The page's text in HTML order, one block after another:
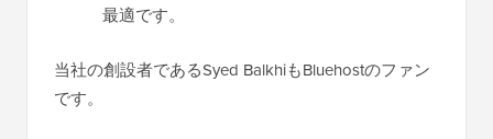
最適です。
当社の創設者であるSyed BalkhiもBluehostのファン
です。